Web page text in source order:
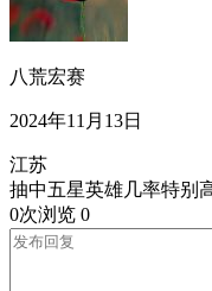
八荒宏赛
2024年11月13日
江苏
抽中五星英雄几率特别
0次浏览 0